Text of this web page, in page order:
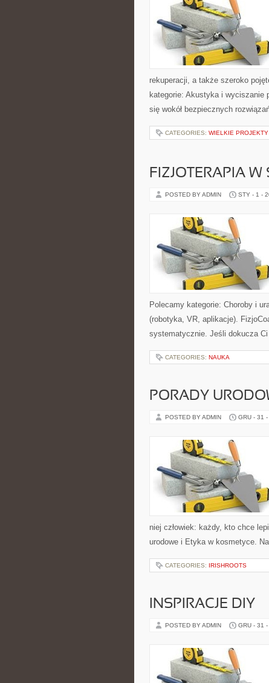
rekuperacji, a także szeroko
kategorie: Akustyka i wyciszanie
się wokół bezpiecznych
CATEGORIES: WIELKIE
FIZJOTERAPIA
POSTED BY ADMIN STY - 1 -
Polecamy kategorie: Choroby i
(robotyka, VR, aplikacje).
systematycznie. Jeśli dokucza
CATEGORIES: NAUKA
PORADY
POSTED BY ADMIN GRU - 31
niej człowiek: każdy, kto chce
urodowe i Etyka w kosmetyce.
CATEGORIES: IRISHROOTS
INSPIRACJE DIY
POSTED BY ADMIN GRU - 31